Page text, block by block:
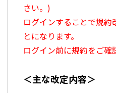
さい。)
ログインすることで規
とになります。
ログイン前に規約をご確
＜主な改定内容＞